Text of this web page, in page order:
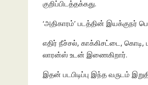
குறிப்பிடத்தக்கது.
‘அதிகாரம்’ படத்தின் இயக்குநர்
எதிர் நீச்சல், காக்கிசட்டை,
லாரன்ஸ் உடன் இணைகிறார்.
இதன் படபிடிப்பு இந்த வருடம்